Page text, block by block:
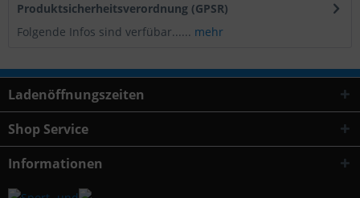
Produktsicherheitsverordnung (GPSR)
Folgende Infos sind verfübar...... mehr
Ladenöffnungszeiten
Shop Service
Informationen